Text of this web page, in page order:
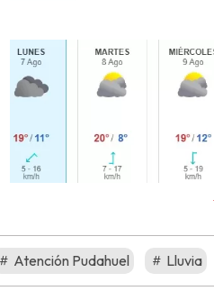
Atención Pudahuel Lluvia